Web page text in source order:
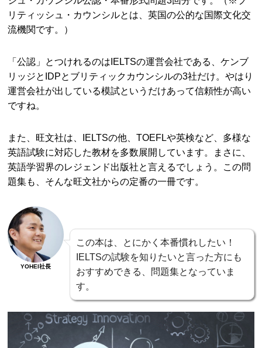
リティッシュ・カウンシルとは、英国の公的な国際文化交
流機関です。）
「公認」とつけれるのはIELTSの運営会社である、ケンブ
リッジとIDPとブリティックカウンシルの3社だけ。やはり
運営会社が出している模試というだけあって信頼性が高い
ですね。
また、旺文社は、IELTSの他、TOEFLや英検など、多様な
英語試験に対応した教材を多数展開しています。まさに、
英語学習界のレジェンド出版社と言えるでしょう。この問
題集も、そんな旺文社からの定番の一冊です。
YOHEI社長
この本は、とにかく本番慣れしたい！
IELTSの試験を知りたいと言った方にも
おすすめできる、問題集となっていま
す。